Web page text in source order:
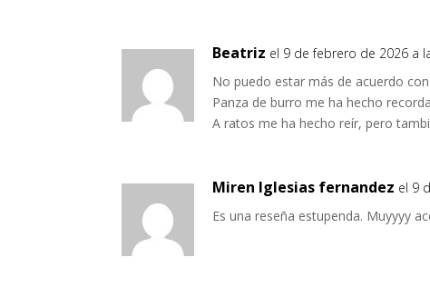
Beatriz el 9 de febrero de 2026 a
No puedo estar más de acuerdo con
Panza de burro me ha hecho
A ratos me ha hecho reír, pero
Miren Iglesias fernandez el 9
Es una reseña estupenda. Muyyyy